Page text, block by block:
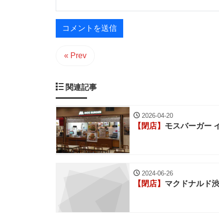
« Prev
関連記事
2026-04-20
【閉店】 モスバーガー
2024-06-26
【閉店】 マクドナルド